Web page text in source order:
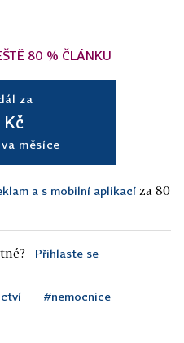
80 % ČLÁNKU
za
měsíce
a s mobilní aplikací za 80
Přihlaste se
#nemocnice